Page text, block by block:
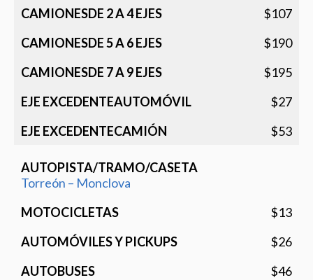
$107
$190
$195
$27
$53
Torreón – Monclova
$13
$26
$46